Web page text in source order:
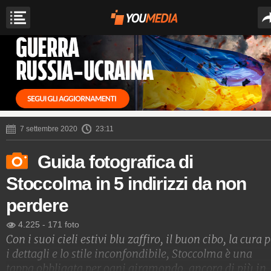
7 settembre 2020 23:11
Guida fotografica di
Stoccolma in 5 indirizzi da non
perdere
4.225 - 171 foto
Con i suoi cieli estivi blu zaffiro, il buon cibo, la cura
i dettagli e lo stile inconfondibile, Stoccolma è una
tappa obbligata per ogni giramondo, ancora di più in